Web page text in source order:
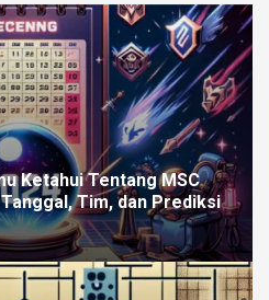
Ketahui Tentang MSC
Tim, dan Prediksi